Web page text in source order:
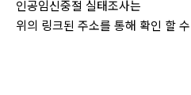
인공임신중절 실태조사는
위의 링크된 주소를 통해 확인 할